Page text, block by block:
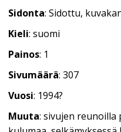
Sidonta: Sidottu,
Kieli: suomi
Painos: 1
Sivumäärä: 307
Vuosi: 1994?
Muuta: sivujen reunoilla